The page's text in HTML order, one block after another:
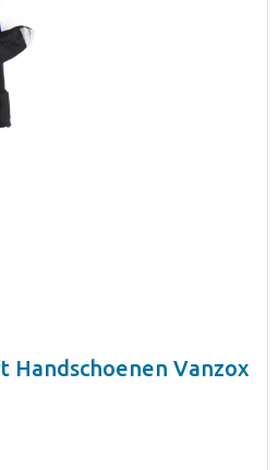
Handschoenen Vanzox